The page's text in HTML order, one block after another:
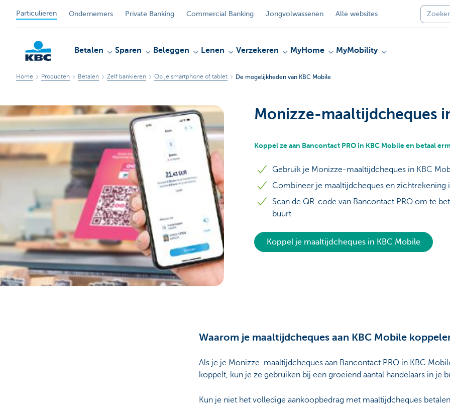
Particulieren Ondernemers Private Banking Commercial Banking Jongvolwassenen Alle websites
KBC
Particulieren
Betalen Sparen Beleggen Lenen Verzekeren MyHome MyMobility
Home Producten Betalen Zelf bankieren Op je smartphone of tablet De mogelijkheden van KBC Mobile
Monizze-maaltijdcheques
Koppel ze aan Bancontact PRO in KBC Mobile en betaal
Gebruik je Monizze-maaltijdcheques in KBC
Combineer je maaltijdcheques en zichtrekening
Scan de QR-code van Bancontact PRO om te
buurt
Koppel je maaltijdcheques in KBC Mobile
Waarom je maaltijdcheques aan KBC Mobile
Als je je Monizze-maaltijdcheques aan Bancontact PRO in KBC
koppelt, kun je ze gebruiken bij een groeiend aantal handelaars in je
Kun je niet het volledige aankoopbedrag met maaltijdcheques